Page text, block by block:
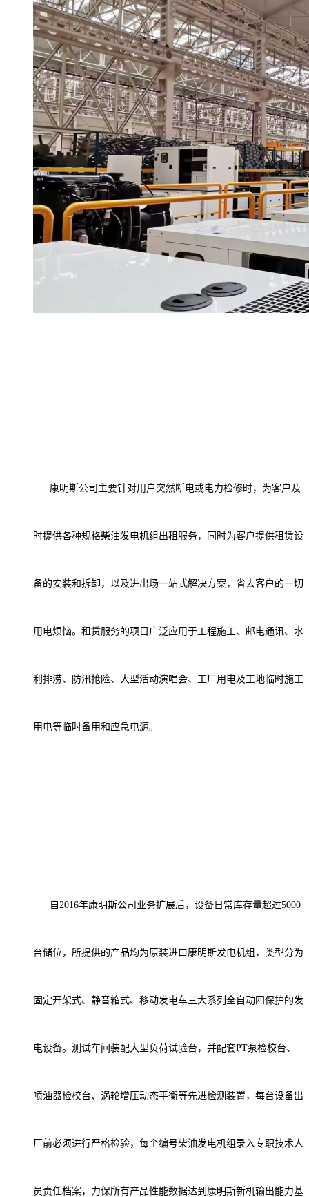
康明斯公司主要针对用户突然断电或电力检修时，为客户 及
时提供各种规格柴油发电机组出租服务， 同时为客户提供租赁设
备的安装和拆卸， 以及进出场一站式解决方案，省去客户的一切
用电烦恼。 租赁服务的项目广泛应用于工程施工、邮电通讯、水
利排涝、防汛抢险、 大型活动演唱会、工厂用电及工地临时施工
用电等 临时备用和应急电源。
自 2016年康明斯公司业务扩展后，设备 日常库存量超过5000
台储位，所提供的产品均为原装进口 康明斯发电机组 ，类型分为
固定开架式、静音箱式、移动发电车三大系列全自动四保护的发
电设备。测试车间装配大型负荷试验台，并配套PT泵检校台、
喷油器检校台、涡轮增压动态平衡等先进检测装置，每台设备出
厂前必须进行严格检验，每个编号柴油发电机组录入专职技术人
员责任档案，力保所有产品性能数据达到康明斯新机输出能力基